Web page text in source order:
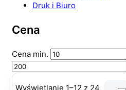
Druk i Biuro
Cena
Cena min.
Wyświetlanie 1–12 z 24